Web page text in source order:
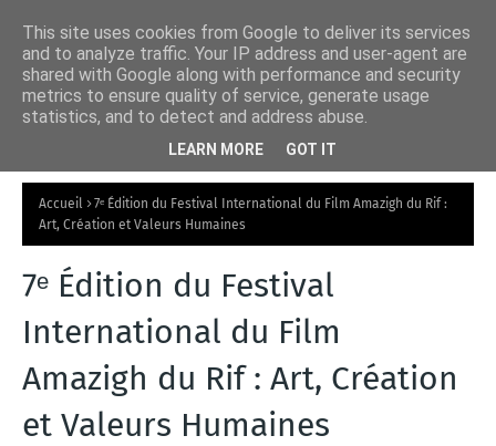
Accueil
7ᵉ Édition du Festival International du Film Amazigh du Rif :
Art, Création et Valeurs Humaines
7ᵉ Édition du Festival
International du Film
Amazigh du Rif : Art, Création
et Valeurs Humaines
This site uses cookies from Google to deliver its services
and to analyze traffic. Your IP address and user-agent are
shared with Google along with performance and security
metrics to ensure quality of service, generate usage
statistics, and to detect and address abuse.
LEARN MORE GOT IT